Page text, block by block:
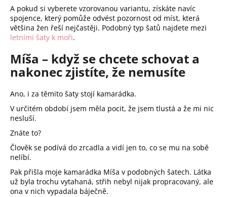
A pokud si vyberete vzorovanou variantu, získáte navíc
spojence, který pomůže odvést pozornost od míst, která
většina žen řeší nejčastěji. Podobný typ šatů najdete mezi
letními šaty k moři.
Míša – když se chcete schovat a
nakonec zjistíte, že nemusíte
Ano, i za těmito šaty stojí kamarádka.
V určitém období jsem měla pocit, že jsem tlustá a že mi nic
nesluší.
Znáte to?
Člověk se podívá do zrcadla a vidí jen to, co se mu na sobě
nelíbí.
Pak přišla moje kamarádka Míša v podobných šatech. Látka
už byla trochu vytahaná, střih nebyl nijak propracovaný, ale
ona v nich vypadala báječně.